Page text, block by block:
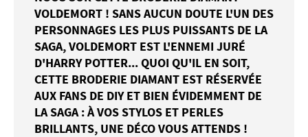
VOLDEMORT ! SANS AUCUN DOUTE L'UN DES
PERSONNAGES LES PLUS PUISSANTS DE LA
SAGA, VOLDEMORT EST L'ENNEMI JURÉ
D'HARRY POTTER... QUOI QU'IL EN SOIT,
CETTE BRODERIE DIAMANT EST RÉSERVÉE
AUX FANS DE DIY ET BIEN ÉVIDEMMENT DE
LA SAGA : À VOS STYLOS ET PERLES
BRILLANTS, UNE DÉCO VOUS ATTENDS !